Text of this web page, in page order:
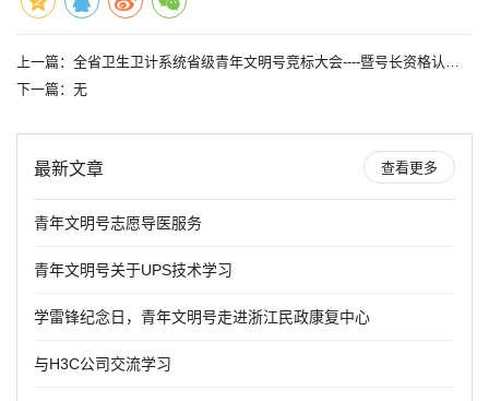
上一篇： 全省卫生卫计系统省级青年文明号竞标大会----暨号长资格认证培训班
下一篇：无
最新文章 查看更多
青年文明号志愿导医服务
青年文明号关于UPS技术学习
学雷锋纪念日，青年文明号走进浙江民政康复中心
与H3C公司交流学习